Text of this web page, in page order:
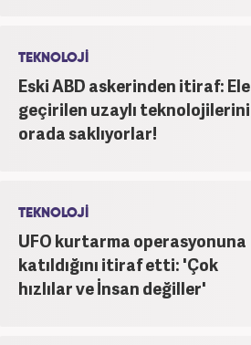
TEKNOLOJİ
Eski ABD askerinden itiraf: Ele
geçirilen uzaylı teknolojilerini
orada saklıyorlar!
TEKNOLOJİ
UFO kurtarma operasyonuna
katıldığını itiraf etti: 'Çok
hızlılar ve İnsan değiller'